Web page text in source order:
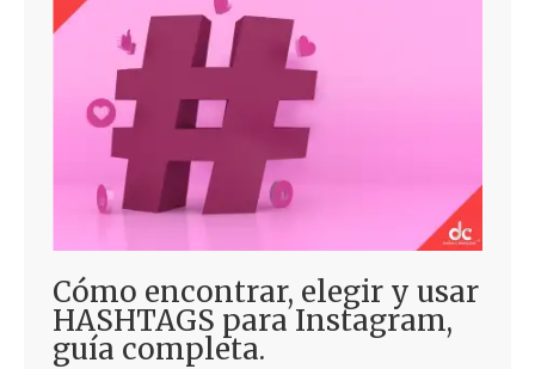
Cómo encontrar, elegir y usar
HASHTAGS para Instagram,
guía completa.